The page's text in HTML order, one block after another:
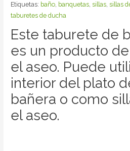
Etiquetas: baño, banquetas,sillas,sillas
taburetes de ducha
Este taburete de
es un producto
el aseo. Puede
interior del plato
bañera o como
el aseo.